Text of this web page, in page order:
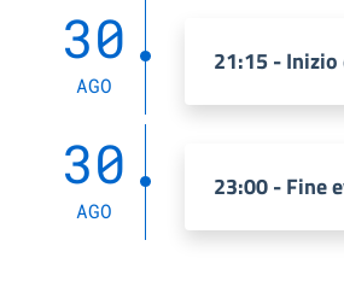
30
AGO
21:15 - Inizio
30
AGO
23:00 - Fine